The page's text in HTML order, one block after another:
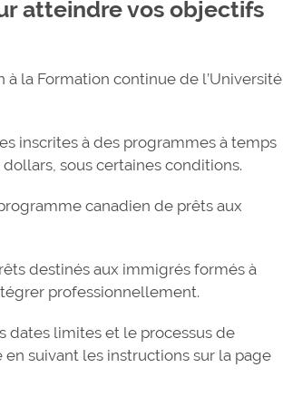
atteindre vos objectifs
la Formation continue de l’Université
inscrites à des programmes à temps
sous certaines conditions.
canadien de prêts aux
destinés aux immigrés formés à
professionnellement.
dates limites et le processus de
suivant les instructions sur la page